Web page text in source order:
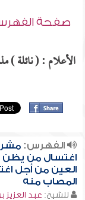
صفحة
الأعلام : ( نائلة )
الفهرس:
اغتسال من يظن
العين من أجل
المصاب منه
للشيخ: عبد العزيز